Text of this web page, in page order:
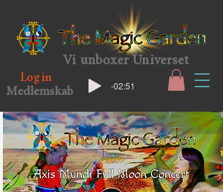
Vi unboxer Universet
Log in
Medlemskab
-02:51